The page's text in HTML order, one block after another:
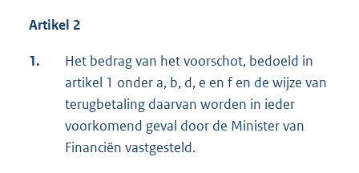
Artikel 2
1.
Het bedrag van het voorschot, bedoeld in
artikel 1 onder a, b, d, e en f en de wijze van
terugbetaling daarvan worden in ieder
voorkomend geval door de Minister van
Financiën vastgesteld.